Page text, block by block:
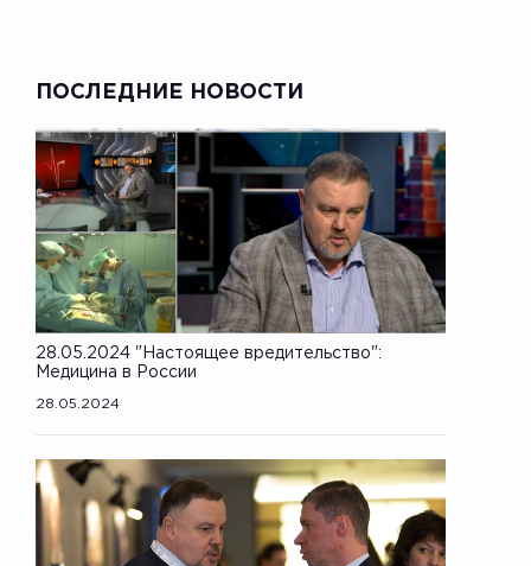
ПОСЛЕДНИЕ НОВОСТИ
28.05.2024 "Настоящее вредительство":
Медицина в России
28.05.2024